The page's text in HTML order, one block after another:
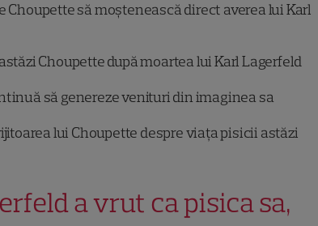
Choupette să moștenească direct averea lui Karl
Choupette după moartea lui Karl Lagerfeld
să genereze venituri din imaginea sa
lui Choupette despre viața pisicii astăzi
a vrut ca pisica sa,